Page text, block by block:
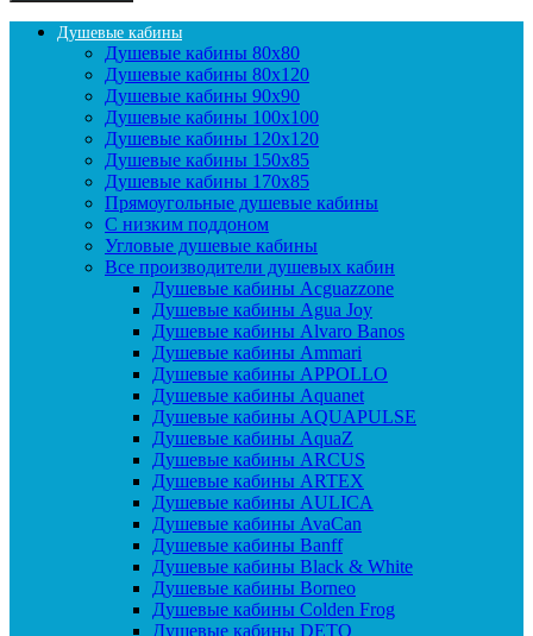
Душевые кабины
Душевые кабины 80x80
Душевые кабины 80x120
Душевые кабины 90х90
Душевые кабины 100x100
Душевые кабины 120x120
Душевые кабины 150x85
Душевые кабины 170x85
Прямоугольные душевые кабины
С низким поддоном
Угловые душевые кабины
Все производители душевых кабин
Душевые кабины Acguazzone
Душевые кабины Agua Joy
Душевые кабины Alvaro Banos
Душевые кабины Ammari
Душевые кабины APPOLLO
Душевые кабины Aquanet
Душевые кабины AQUAPULSE
Душевые кабины AquaZ
Душевые кабины ARCUS
Душевые кабины ARTEX
Душевые кабины AULICA
Душевые кабины AvaCan
Душевые кабины Banff
Душевые кабины Black & White
Душевые кабины Borneo
Душевые кабины Colden Frog
Душевые кабины DETO